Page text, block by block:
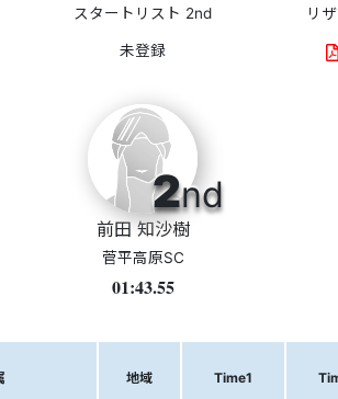
スタートリスト 2nd リ
2nd
前田 知沙樹
菅平高原SC
01:43.55
地域 Time1